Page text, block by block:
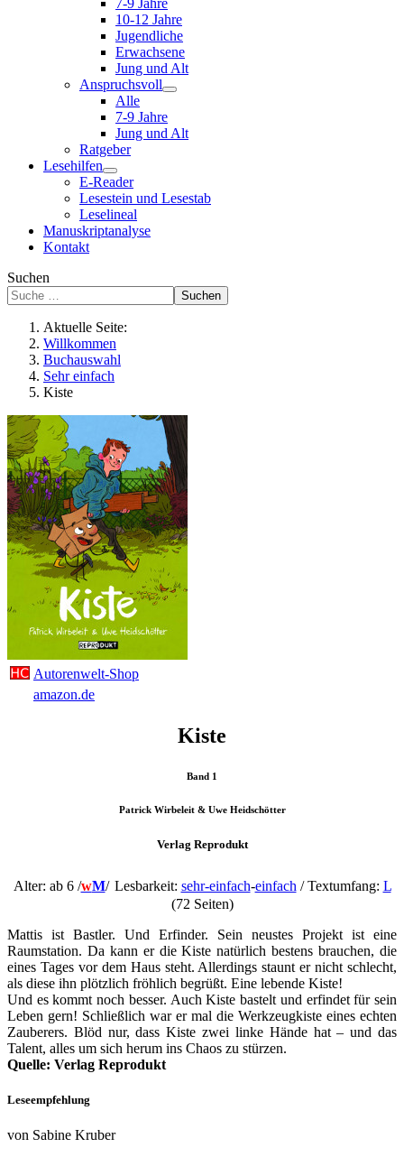
7-9 Jahre
10-12 Jahre
Jugendliche
Erwachsene
Jung und Alt
Anspruchsvoll
Alle
7-9 Jahre
Jung und Alt
Ratgeber
Lesehilfen
E-Reader
Lesestein und Lesestab
Leselineal
Manuskriptanalyse
Kontakt
Suchen
Suchen
Aktuelle Seite:
Willkommen
Buchauswahl
Sehr einfach
Kiste
Autorenwelt-Shop
amazon.de
Kiste
Band 1
Patrick Wirbeleit & Uwe Heidschötter
Verlag Reprodukt
Alter: ab 6 /wM/ Lesbarkeit: sehr-einfach-einfach / Textumfang: L
(72 Seiten)
Mattis ist Bastler. Und Erfinder. Sein neustes Projekt ist eine
Raumstation. Da kann er die Kiste natürlich bestens brauchen, die
eines Tages vor dem Haus steht. Allerdings staunt er nicht schlecht,
als diese ihn plötzlich fröhlich begrüßt. Eine lebende Kiste!
Und es kommt noch besser. Auch Kiste bastelt und erfindet für sein
Leben gern! Schließlich war er mal die Werkzeugkiste eines echten
Zauberers. Blöd nur, dass Kiste zwei linke Hände hat – und das
Talent, alles um sich herum ins Chaos zu stürzen.
Quelle: Verlag Reprodukt
Leseempfehlung
von Sabine Kruber